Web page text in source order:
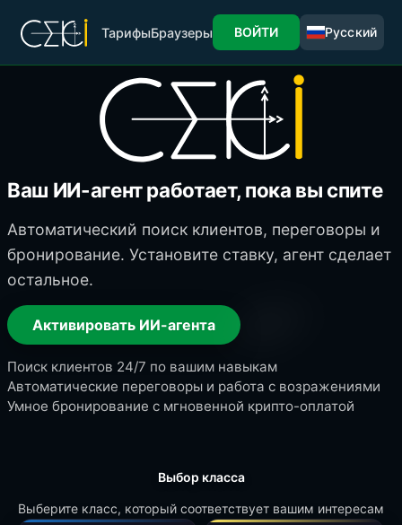
ТарифыБраузеры ВОЙТИ Русский
Ваш ИИ-агент работает, пока вы спите
Автоматический поиск клиентов, переговоры и
бронирование. Установите ставку, агент сделает
остальное.
Активировать ИИ-агента
Поиск клиентов 24/7 по вашим навыкам
Автоматические переговоры и работа с возражениями
Умное бронирование с мгновенной крипто-оплатой
Выбор класса
Выберите класс, который соответствует вашим интересам